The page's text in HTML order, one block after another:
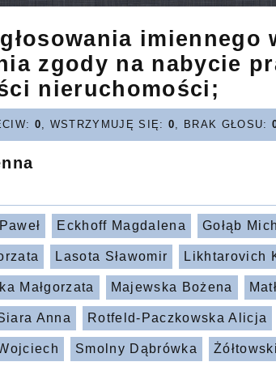
imiennego
zgody na nabycie
nieruchomości;
0 , WSTRZYMUJĘ SIĘ:0 , BRAK GŁOSU:
Eckhoff Magdalena Gołąb
Lasota Sławomir Likhtarovich
Małgorzata Majewska Bożena
Anna Rotfeld-Paczkowska Alicja
Smolny Dąbrówka